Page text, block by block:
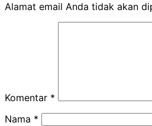
Alamat email Anda tidak akan
Komentar *
Nama *